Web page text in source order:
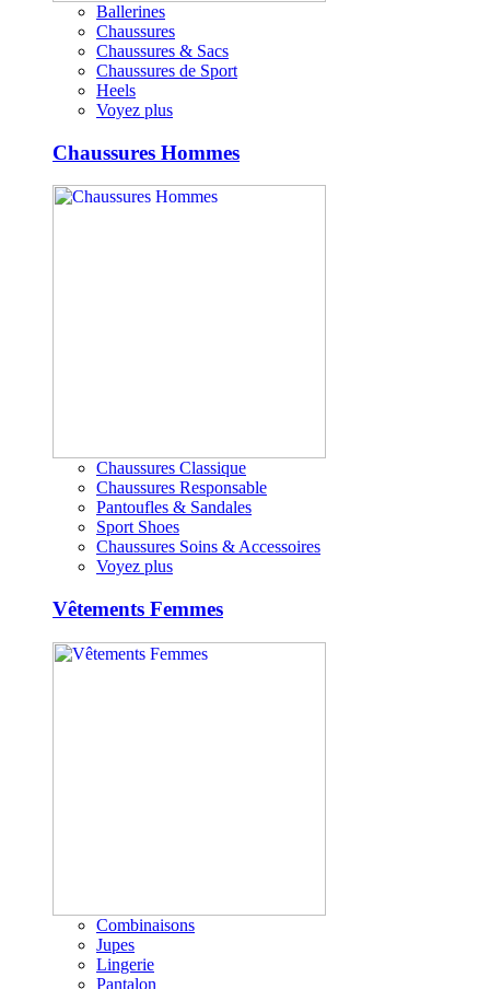
Ballerines
Chaussures
Chaussures & Sacs
Chaussures de Sport
Heels
Voyez plus
Chaussures Hommes
Chaussures Classique
Chaussures Responsable
Pantoufles & Sandales
Sport Shoes
Chaussures Soins & Accessoires
Voyez plus
Vêtements Femmes
Combinaisons
Jupes
Lingerie
Pantalon